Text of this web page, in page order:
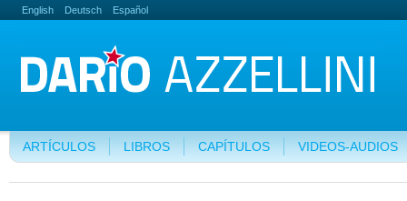
English Deutsch Español
ARTÍCULOS LIBROS CAPÍTULOS VIDEOS-AUDIOS